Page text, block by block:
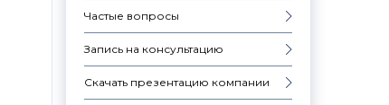
Частые вопросы
Запись на консультацию
Скачать презентацию компании